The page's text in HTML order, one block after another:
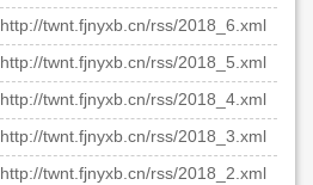
http://twnt.fjnyxb.cn/rss/2018_6.xml
http://twnt.fjnyxb.cn/rss/2018_5.xml
http://twnt.fjnyxb.cn/rss/2018_4.xml
http://twnt.fjnyxb.cn/rss/2018_3.xml
http://twnt.fjnyxb.cn/rss/2018_2.xml